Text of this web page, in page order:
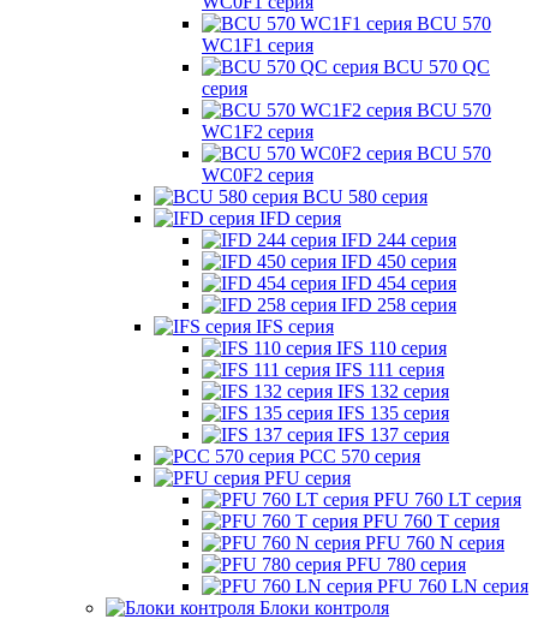
BCU 570
WC1F1 серия
BCU 570 QC
серия
BCU 570
WC1F2 серия
BCU 570
WC0F2 серия
BCU 580 серия
IFD серия
IFD 244 серия
IFD 450 серия
IFD 454 серия
IFD 258 серия
IFS серия
IFS 110 серия
IFS 111 серия
IFS 132 серия
IFS 135 серия
IFS 137 серия
PCC 570 серия
PFU серия
PFU 760 LT серия
PFU 760 T серия
PFU 760 N серия
PFU 780 серия
PFU 760 LN серия
Блоки контроля